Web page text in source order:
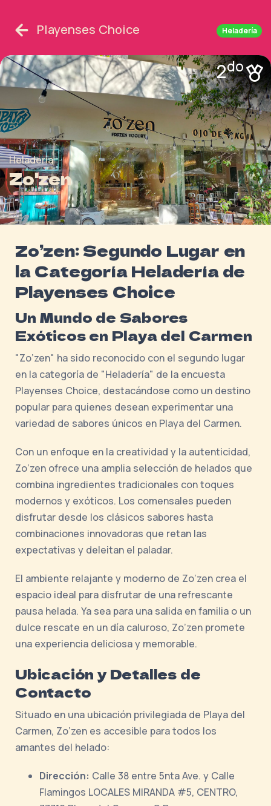
Playenses Choice Heladería
2do
Heladería
Zo'zen
Zo’zen: Segundo Lugar en
la Categoría Heladería de
Playenses Choice
Un Mundo de Sabores
Exóticos en Playa del Carmen
"Zo’zen" ha sido reconocido con el segundo lugar
en la categoría de "Heladería" de la encuesta
Playenses Choice, destacándose como un destino
popular para quienes desean experimentar una
variedad de sabores únicos en Playa del Carmen.
Con un enfoque en la creatividad y la autenticidad,
Zo’zen ofrece una amplia selección de helados que
combina ingredientes tradicionales con toques
modernos y exóticos. Los comensales pueden
disfrutar desde los clásicos sabores hasta
combinaciones innovadoras que retan las
expectativas y deleitan el paladar.
El ambiente relajante y moderno de Zo’zen crea el
espacio ideal para disfrutar de una refrescante
pausa helada. Ya sea para una salida en familia o un
dulce rescate en un día caluroso, Zo’zen promete
una experiencia deliciosa y memorable.
Ubicación y Detalles de
Contacto
Situado en una ubicación privilegiada de Playa del
Carmen, Zo’zen es accesible para todos los
amantes del helado:
Dirección: Calle 38 entre 5nta Ave. y Calle
Flamingos LOCALES MIRANDA #5, CENTRO,